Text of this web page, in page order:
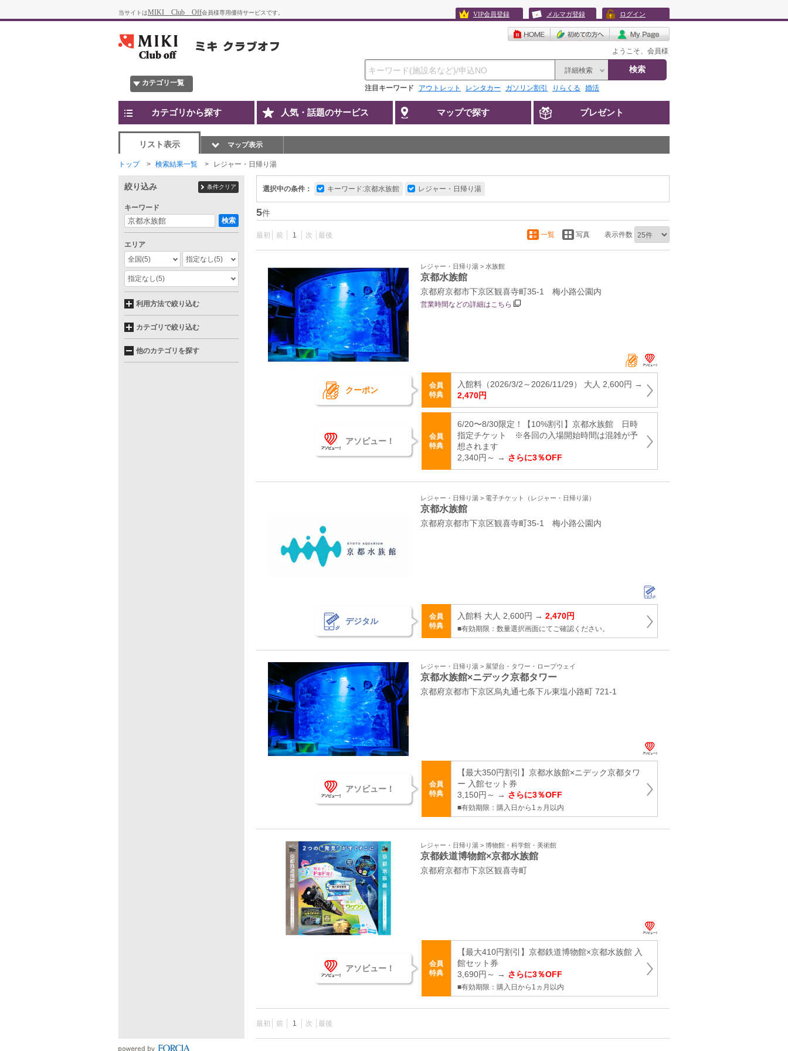
当サイトはMIKI Club Off会員様専用優待サービスです。 VIP会員登録 メルマガ登録 ログイン
ようこそ、会員様
カテゴリ一覧
詳細検索 検索
注目キーワード アウトレット レンタカー ガソリン割引 りらくる 婚活
カテゴリから探す 人気・話題のサービス マップで探す プレゼント
リスト表示 マップ表示
トップ 検索結果一覧 レジャー・日帰り湯
選択中の条件： キーワード:京都水族館 レジャー・日帰り湯
5件
最初 前 1 次 最後 一覧 写真 表示件数
レジャー・日帰り湯 > 水族館
京都水族館
京都府京都市下京区観喜寺町35‐1 梅小路公園内
営業時間などの詳細はこちら
クーポン
会員
特典
入館料（2026/3/2～2026/11/29） 大人 2,600円 →
2,470円
アソビュー！
会員
特典
6/20〜8/30限定！【10%割引】京都水族館 日時
指定チケット ※各回の入場開始時間は混雑が予
想されます
2,340円～ → さらに3％OFF
レジャー・日帰り湯 > 電子チケット（レジャー・日帰り湯）
京都水族館
京都府京都市下京区観喜寺町35‐1 梅小路公園内
デジタル
会員
特典
入館料 大人 2,600円 → 2,470円
■有効期限：数量選択画面にてご確認ください。
レジャー・日帰り湯 > 展望台・タワー・ロープウェイ
京都水族館×ニデック京都タワー
京都府京都市下京区烏丸通七条下ル東塩小路町 721-1
アソビュー！
会員
特典
【最大350円割引】京都水族館×ニデック京都タワ
ー 入館セット券
3,150円～ → さらに3％OFF
■有効期限：購入日から1ヵ月以内
レジャー・日帰り湯 > 博物館・科学館・美術館
京都鉄道博物館×京都水族館
京都府京都市下京区観喜寺町
アソビュー！
会員
特典
【最大410円割引】京都鉄道博物館×京都水族館 入
館セット券
3,690円～ → さらに3％OFF
■有効期限：購入日から1ヵ月以内
最初 前 1 次 最後
絞り込み 条件クリア
キーワード
検索
エリア
全国(5) 指定なし(5)
指定なし(5)
利用方法で絞り込む
カテゴリで絞り込む
他のカテゴリを探す